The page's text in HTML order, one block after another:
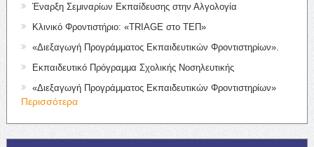
Έναρξη Σεμιναρίων Εκπαίδευσης στην Αλγολογία
Κλινικό Φροντιστήριο: «TRIAGE στο ΤΕΠ»
«Διεξαγωγή Προγράμματος Εκπαιδευτικών Φροντιστηρίων».
Εκπαιδευτικό Πρόγραμμα Σχολικής Νοσηλευτικής
«Διεξαγωγή Προγράμματος Εκπαιδευτικών Φροντιστηρίων»
Περισσότερα